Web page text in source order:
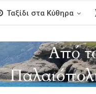
Ταξίδι στα Κύθηρα